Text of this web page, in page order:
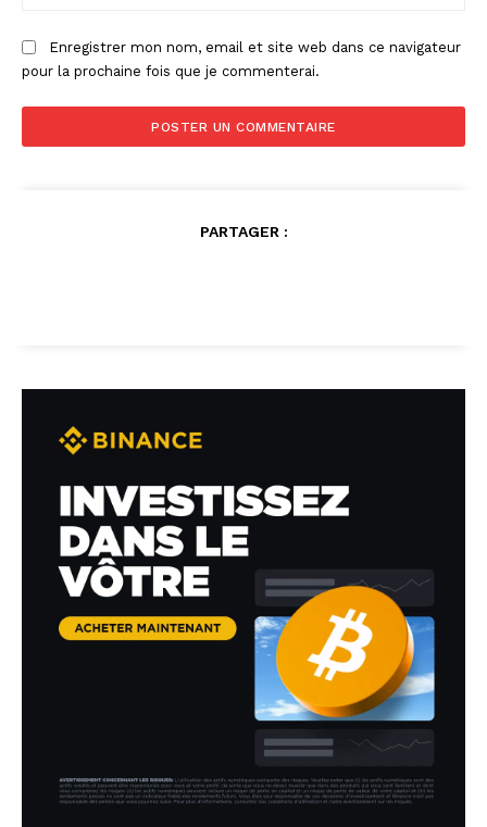
Enregistrer mon nom, email et site web dans ce navigateur
pour la prochaine fois que je commenterai.
PARTAGER :